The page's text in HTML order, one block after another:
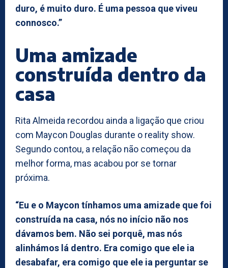
duro, é muito duro. É uma pessoa que viveu
connosco.”
Uma amizade
construída dentro da
casa
Rita Almeida recordou ainda a ligação que criou
com Maycon Douglas durante o reality show.
Segundo contou, a relação não começou da
melhor forma, mas acabou por se tornar
próxima.
“Eu e o Maycon tínhamos uma amizade que foi
construída na casa, nós no início não nos
dávamos bem. Não sei porquê, mas nós
alinhámos lá dentro. Era comigo que ele ia
desabafar, era comigo que ele ia perguntar se